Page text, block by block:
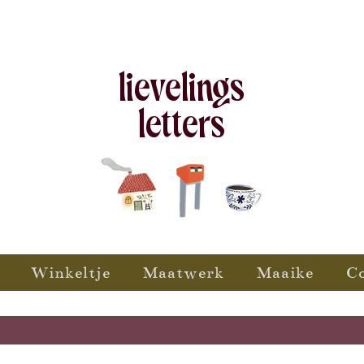
lievelings
letters
Winkeltje Maatwerk Maaike